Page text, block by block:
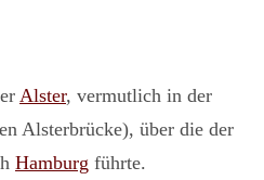
Alster, vermutlich in der
Alsterbrücke), über die der
Hamburg führte.